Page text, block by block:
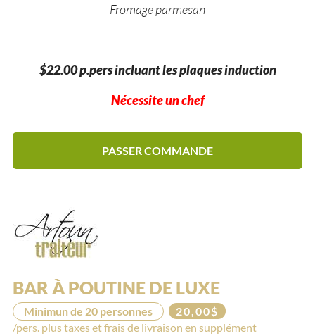
Fromage parmesan
$22.00 p.pers incluant les plaques induction
Nécessite un chef
PASSER COMMANDE
BAR À POUTINE DE LUXE
Minimun de 20 personnes
20,00$
/pers. plus taxes et frais de livraison en supplément